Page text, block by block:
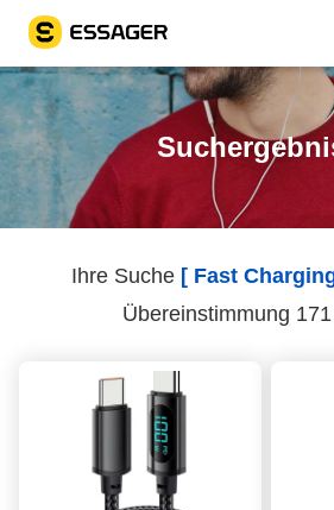
Ihre Suche [ Fast
Übereinstimmung